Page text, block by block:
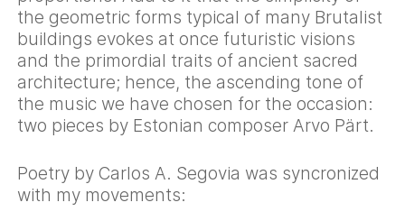
the geometric forms typical of many Brutalist
buildings evokes at once futuristic visions
and the primordial traits of ancient sacred
architecture; hence, the ascending tone of
the music we have chosen for the occasion:
two pieces by Estonian composer Arvo Pärt.
Poetry by Carlos A. Segovia was syncronized
with my movements: